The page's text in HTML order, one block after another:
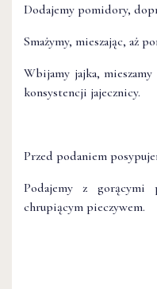
Dodajemy pomidory,
Smażymy, mieszając, aż
Wbijamy jajka,
konsystencji jajecznicy.
Przed podaniem
Podajemy z
chrupiącym pieczywem.